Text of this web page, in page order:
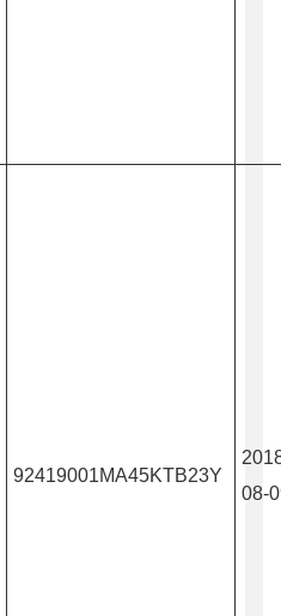
92419001MA45KTB23Y
08-